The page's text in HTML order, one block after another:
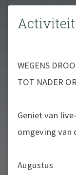
WEGENS
TOT NADER
Geniet van
omgeving van
Augustus